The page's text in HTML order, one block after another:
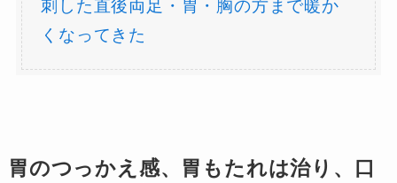
刺した直後両足・胃・胸の方まで暖か
くなってきた
胃のつっかえ感、胃もたれは治り、口